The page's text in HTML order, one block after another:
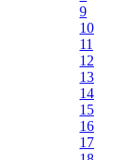
9
10
11
12
13
14
15
16
17